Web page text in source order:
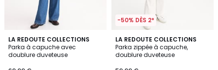
LA REDOUTE COLLECTIONS
Parka à capuche avec
doublure duveteuse
3,3
/ 5
2
Couleurs
-50% DÈS 2*
LA REDOUTE COLLECTIONS
Parka zippée à capuche,
doublure duveteuse
4,5
/ 5